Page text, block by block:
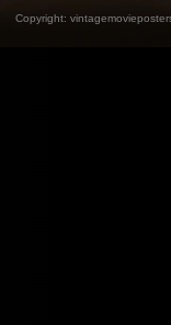
Copyright: